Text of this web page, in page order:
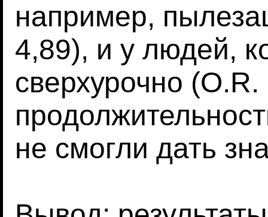
например,
4,89), и у людей,
сверхурочно
не смогли дать